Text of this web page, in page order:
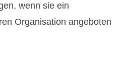
wenn sie ein
Organisation angeboten